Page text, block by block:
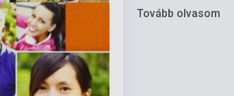
Tovább olvasom